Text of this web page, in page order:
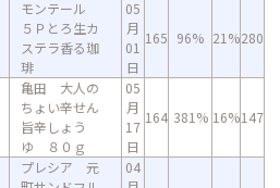
モンテール
５Ｐとろ生カ
ステラ香る珈
琲
05
月
01
日
165 96% 21%280
亀田 大人の
ちょい辛せん
旨辛しょう
ゆ ８０ｇ
05
月
17
日
164 381% 16%147
プレシア 元
04